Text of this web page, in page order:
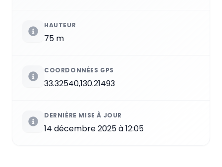
HAUTEUR
75 m
COORDONNÉES GPS
33.32540,130.21493
DERNIÈRE MISE À JOUR
14 décembre 2025 à 12:05